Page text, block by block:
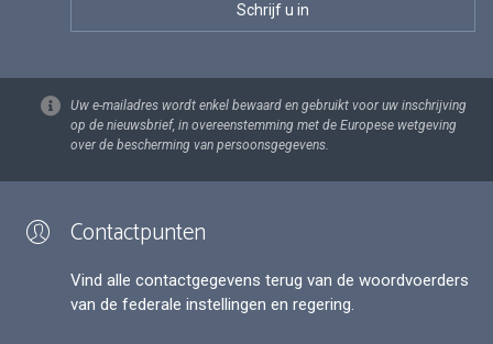
Uw e-mailadres wordt enkel bewaard en gebruikt voor uw inschrijving
op de nieuwsbrief, in overeenstemming met de Europese wetgeving
over de bescherming van persoonsgegevens.
Contactpunten
Vind alle contactgegevens terug van de woordvoerders
van de federale instellingen en regering.